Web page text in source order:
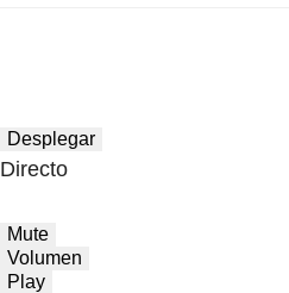
Desplegar
Directo
Mute
Volumen
Play